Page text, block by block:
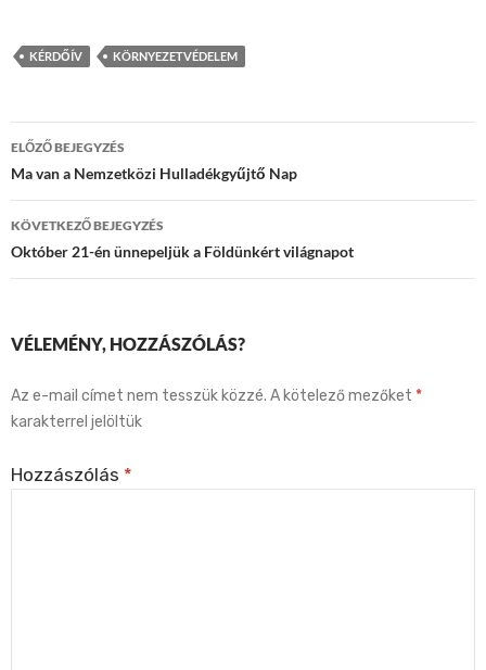
KÉRDŐÍV KÖRNYEZETVÉDELEM
Bejegyzés
navigáció
ELŐZŐ BEJEGYZÉS
Ma van a Nemzetközi Hulladékgyűjtő Nap
KÖVETKEZŐ BEJEGYZÉS
Október 21-én ünnepeljük a Földünkért világnapot
VÉLEMÉNY, HOZZÁSZÓLÁS?
Az e-mail címet nem tesszük közzé. A kötelező mezőket *
karakterrel jelöltük
Hozzászólás *